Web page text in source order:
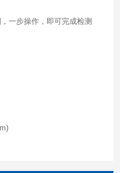
一步操作，即可完成检测